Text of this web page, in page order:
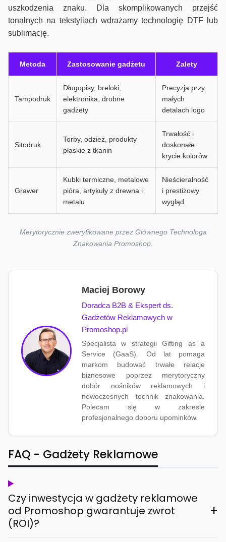
uszkodzenia znaku. Dla skomplikowanych przejść
tonalnych na tekstyliach wdrażamy technologię DTF lub
sublimację.
Metoda Zastosowanie gadżetu Zalety
Tampodruk
Długopisy, breloki,
elektronika, drobne
gadżety
Precyzja przy
małych
detalach logo
Sitodruk
Torby, odzież, produkty
płaskie z tkanin
Trwałość i
doskonałe
krycie kolorów
Grawer
Kubki termiczne, metalowe
pióra, artykuły z drewna i
metalu
Nieścieralność
i prestiżowy
wygląd
Merytorycznie zweryfikowane przez Głównego Technologa
Znakowania Promoshop.
Maciej Borowy
Doradca B2B & Ekspert ds.
Gadżetów Reklamowych w
Promoshop.pl
Specjalista w strategii Gifting as a
Service (GaaS). Od lat pomaga
markom budować trwałe relacje
biznesowe poprzez merytoryczny
dobór nośników reklamowych i
nowoczesnych technik znakowania.
Polecam się w zakresie
profesjonalnego doboru upominków.
FAQ - Gadżety Reklamowe
Czy inwestycja w gadżety reklamowe
od Promoshop gwarantuje zwrot
(ROI)?
+